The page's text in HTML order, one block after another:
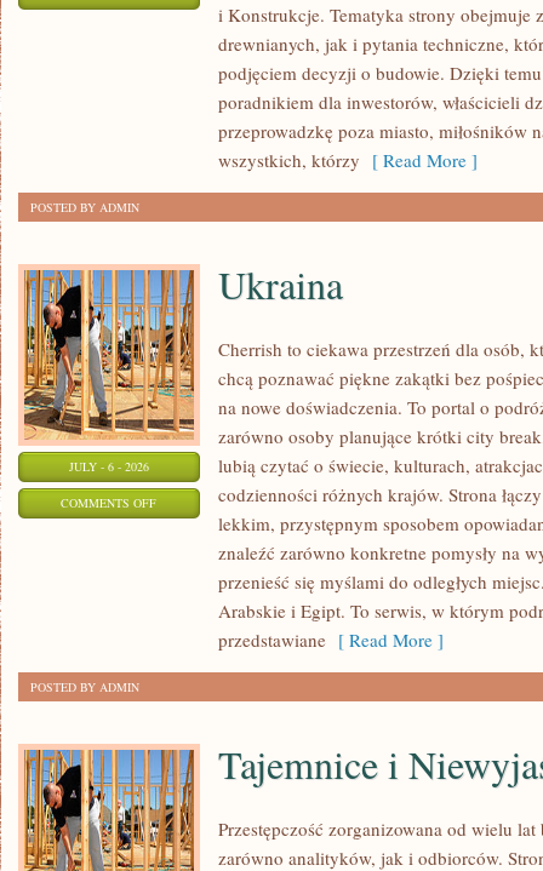
FINANSOWANIE
i Konstrukcje. Tematyka strony obejmuje
drewnianych, jak i pytania techniczne,
podjęciem decyzji o budowie. Dzięki
poradnikiem dla inwestorów, właścicieli
przeprowadzkę poza miasto, miłośników
wszystkich, którzy [ Read More ]
POSTED BY ADMIN
JULY - 6 - 2026
COMMENTS OFFON
Ukraina
Cherrish to ciekawa przestrzeń dla osób,
chcą poznawać piękne zakątki bez
na nowe doświadczenia. To portal o
zarówno osoby planujące krótki city
lubią czytać o świecie, kulturach,
codzienności różnych krajów. Strona
lekkim, przystępnym sposobem
znaleźć zarówno konkretne pomysły na
przenieść się myślami do odległych
Arabskie i Egipt. To serwis, w którym
przedstawiane [ Read More ]
POSTED BY ADMIN
Tajemnice i
Przestępczość zorganizowana od wielu
zarówno analityków, jak i odbiorców.